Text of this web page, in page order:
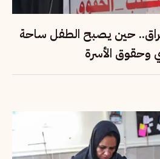
حين يصبح الطفل ساحة
وحقوق الأسرة